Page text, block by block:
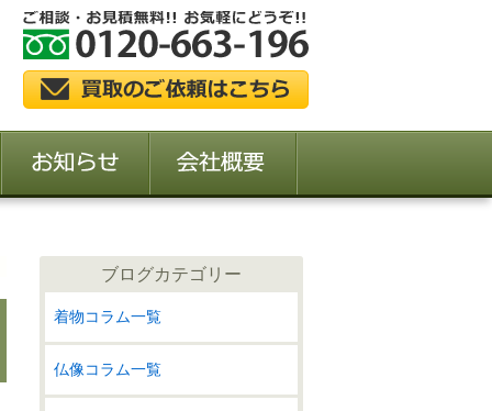
ブログカテゴリー
着物コラム一覧
仏像コラム一覧